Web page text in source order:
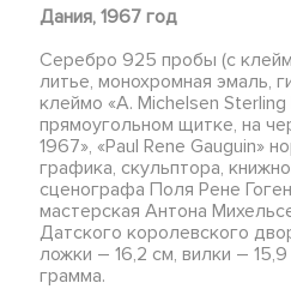
Дания, 1967 год
Серебро 925 пробы (с
литье, монохромная эмаль,
клеймо «A. Michelsen Sterling
прямоугольном щитке, на
1967», «Paul Rene Gauguin»
графика, скульптора,
сценографа Поля Рене
мастерская Антона
Датского королевского
ложки – 16,2 см, вилки –
грамма.